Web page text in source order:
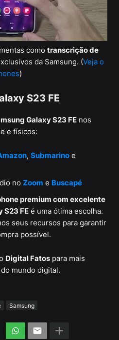
como transcrição de
da Samsung. (Veja o
)
S23 FE
Galaxy S23 FE nos
e físicos:
, Submarino e
no Zoom e Buscapé
premium com excelente
S23 FE é uma ótima escolha.
seus recursos para garantir
possível.
Digital Fatos para mais
mundo digital.
Samsung